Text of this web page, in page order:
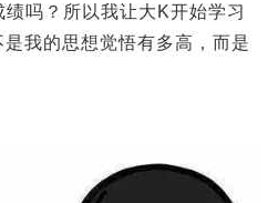
吗？所以我让大K开始学习
我的思想觉悟有多高，而是